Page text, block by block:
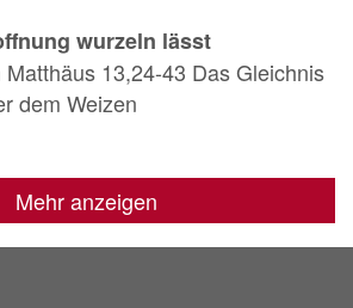
wurzeln lässt
13,24-43 Das Gleichnis
dem Weizen
Mehr anzeigen